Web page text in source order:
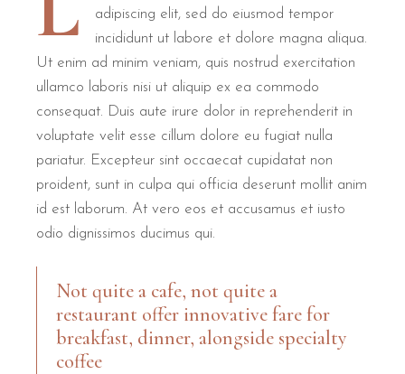
adipiscing elit, sed do eiusmod tempor
incididunt ut labore et dolore magna aliqua.
Ut enim ad minim veniam, quis nostrud exercitation
ullamco laboris nisi ut aliquip ex ea commodo
consequat. Duis aute irure dolor in reprehenderit in
voluptate velit esse cillum dolore eu fugiat nulla
pariatur. Excepteur sint occaecat cupidatat non
proident, sunt in culpa qui officia deserunt mollit anim
id est laborum. At vero eos et accusamus et iusto
odio dignissimos ducimus qui.
Not quite a cafe, not quite a
restaurant offer innovative fare for
breakfast, dinner, alongside specialty
coffee